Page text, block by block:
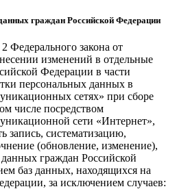
граждан Российской Федерации
Федерального закона от
изменений в отдельные
Федерации в части
персональных данных в
сетях» при сборе
числе посредством
сети «Интернет»,
запись, систематизацию,
(обновление, изменение),
граждан Российской
баз данных, находящихся на
за исключением случаев: